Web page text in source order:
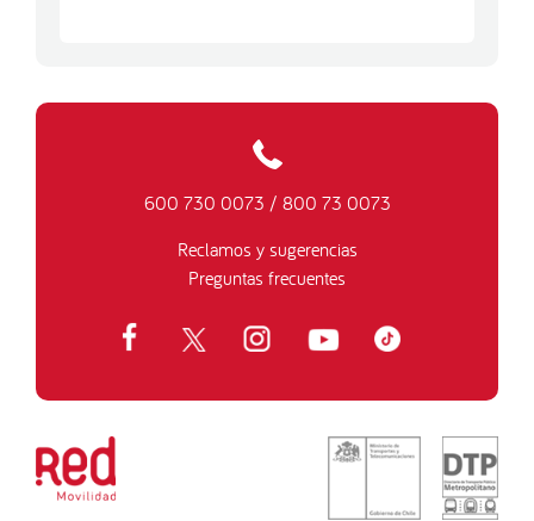
600 730 0073 / 800 73 0073
Reclamos y sugerencias
Preguntas frecuentes